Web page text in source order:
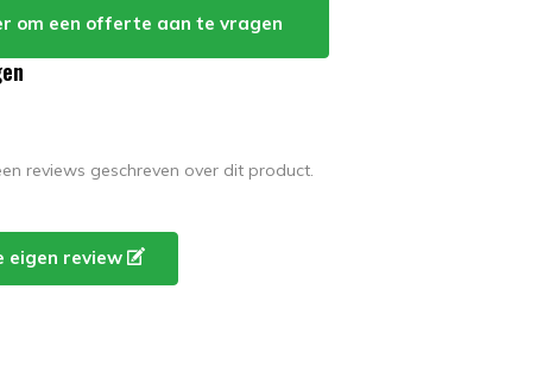
om een offerte aan te vragen
reviews geschreven over dit product.
eigen review